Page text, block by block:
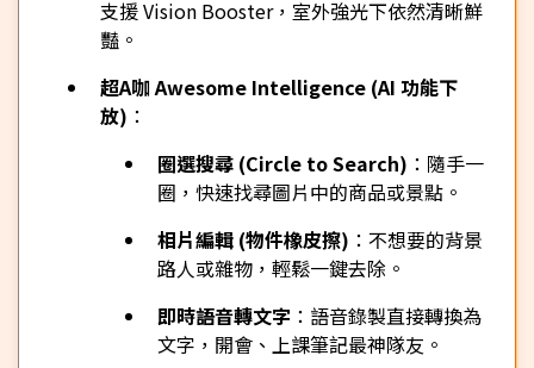
支援 Vision Booster，室外強光下依然清晰鮮
豔。
超A咖 Awesome Intelligence (AI 功能下
放) ：
圈選搜尋 (Circle to Search) ：隨手一
圈，快速找尋圖片中的商品或景點。
相片編輯 (物件橡皮擦) ：不想要的背景
路人或雜物，輕鬆一鍵去除。
即時語音轉文字 ：語音錄製直接轉換為
文字，開會、上課筆記最神隊友。